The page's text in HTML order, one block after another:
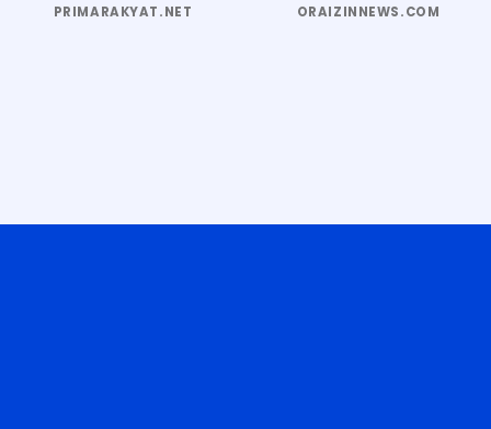
PRIMARAKYAT.NET ORAIZINNEWS.COM